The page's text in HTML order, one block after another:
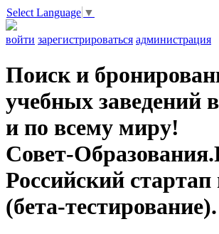
Select Language ▼
войти зарегистрироваться администрация
Поиск и
учебных заведений
и по всему миру!
Совет-
Российский стартап
(бета-тестирование).